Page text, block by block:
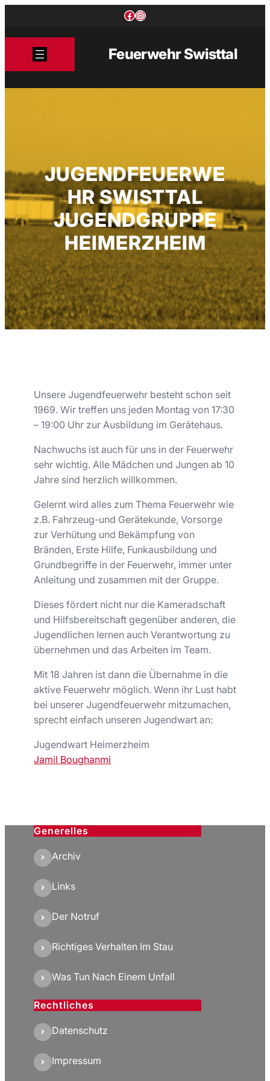
Facebook
Instagram
Feuerwehr Swisttal
JUGENDFEUERWE
HR SWISTTAL
JUGENDGRUPPE
HEIMERZHEIM
Unsere Jugendfeuerwehr besteht schon seit
1969. Wir treffen uns jeden Montag von 17:30
– 19:00 Uhr zur Ausbildung im Gerätehaus.
Nachwuchs ist auch für uns in der Feuerwehr
sehr wichtig. Alle Mädchen und Jungen ab 10
Jahre sind herzlich willkommen.
Gelernt wird alles zum Thema Feuerwehr wie
z.B. Fahrzeug-und Gerätekunde, Vorsorge
zur Verhütung und Bekämpfung von
Bränden, Erste Hilfe, Funkausbildung und
Grundbegriffe in der Feuerwehr, immer unter
Anleitung und zusammen mit der Gruppe.
Dieses fördert nicht nur die Kameradschaft
und Hilfsbereitschaft gegenüber anderen, die
Jugendlichen lernen auch Verantwortung zu
übernehmen und das Arbeiten im Team.
Mit 18 Jahren ist dann die Übernahme in die
aktive Feuerwehr möglich. Wenn ihr Lust habt
bei unserer Jugendfeuerwehr mitzumachen,
sprecht einfach unseren Jugendwart an:
Jugendwart Heimerzheim
Jamil Boughanmi
Generelles
Archiv
Links
Der Notruf
Richtiges Verhalten Im Stau
Was Tun Nach Einem Unfall
Rechtliches
Datenschutz
Impressum